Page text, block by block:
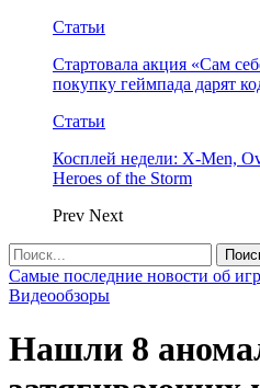
Статьи
Стартовала акция «Сам
покупку геймпада дарят
Статьи
Косплей недели: X-Men,
Heroes of the Storm
Prev Next
Самые последние новости об
Видеообзоры
Нашли 8